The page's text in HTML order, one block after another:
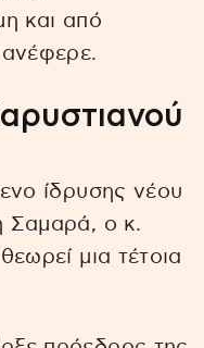
και από
ίδρυσης νέου
Σαμαρά, ο κ.
μια τέτοια